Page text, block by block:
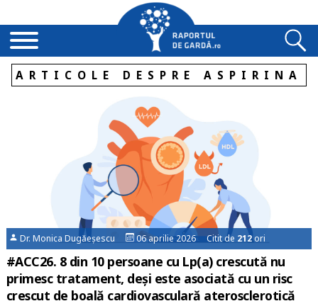
ARTICOLE DESPRE ASPIRINA
Dr. Monica Dugăeșescu 06 aprilie 2026 Citit de 212 ori
#ACC26. 8 din 10 persoane cu Lp(a) crescută nu
primesc tratament, deși este asociată cu un risc
crescut de boală cardiovasculară aterosclerotică